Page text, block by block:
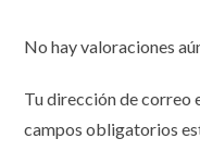
No hay valoraciones
Tu dirección de correo
campos obligatorios